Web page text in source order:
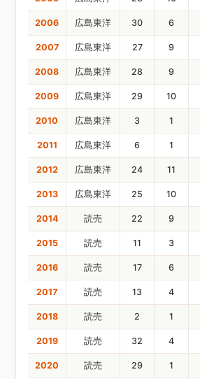
2006 広島東洋 30 6
2007 広島東洋 27 9
2008 広島東洋 28 9
2009 広島東洋 29 10
2010 広島東洋 3 1
2011 広島東洋 6 1
2012 広島東洋 24 11
2013 広島東洋 25 10
2014 読売 22 9
2015 読売 11 3
2016 読売 17 6
2017 読売 13 4
2018 読売 2 1
2019 読売 32 4
2020 読売 29 1